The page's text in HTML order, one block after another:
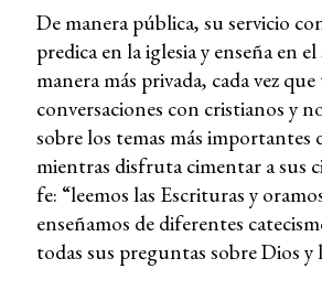
De manera pública, su servicio
predica en la iglesia y enseña en
manera más privada, cada vez
conversaciones con cristianos y
sobre los temas más importantes
mientras disfruta cimentar a sus
fe: “leemos las Escrituras y
enseñamos de diferentes
todas sus preguntas sobre Dios y